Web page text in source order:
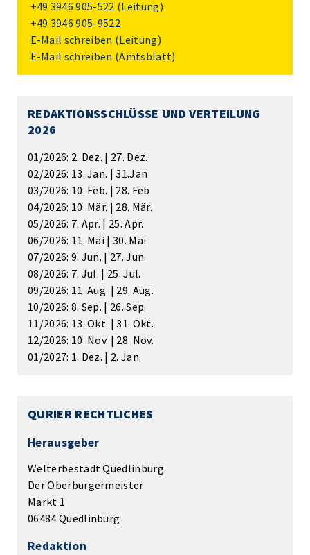
+49 3946 905-522 (Leitung)
+49 3946 905-9522
E-Mail schreiben (Leitung)
E-Mail schreiben (Amtsblatt)
REDAKTIONSSCHLÜSSE UND VERTEILUNG
2026
01/2026: 2. Dez. | 27. Dez.
02/2026: 13. Jan. | 31.Jan
03/2026: 10. Feb. | 28. Feb
04/2026: 10. Mär. | 28. Mär.
05/2026: 7. Apr. | 25. Apr.
06/2026: 11. Mai | 30. Mai
07/2026: 9. Jun. | 27. Jun.
08/2026: 7. Jul. | 25. Jul.
09/2026: 11. Aug. | 29. Aug.
10/2026: 8. Sep. | 26. Sep.
11/2026: 13. Okt. | 31. Okt.
12/2026: 10. Nov. | 28. Nov.
01/2027: 1. Dez. | 2. Jan.
QURIER RECHTLICHES
Herausgeber
Welterbestadt Quedlinburg
Der Oberbürgermeister
Markt 1
06484 Quedlinburg
Redaktion